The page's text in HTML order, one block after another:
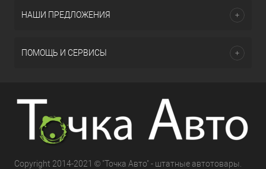
НАШИ ПРЕДЛОЖЕНИЯ
ПОМОЩЬ И СЕРВИСЫ
Copyright 2014-2021 © "Точка Авто" - штатные автотовары.